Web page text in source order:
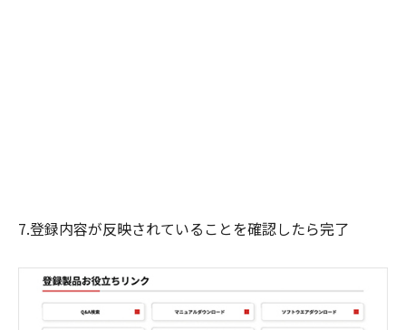
7.登録内容が反映されていることを確認したら完了